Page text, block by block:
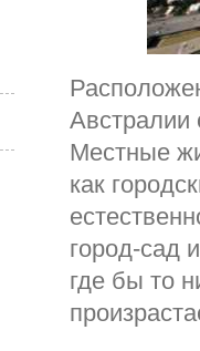
Австралии
Местные
как
город-сад
где бы то